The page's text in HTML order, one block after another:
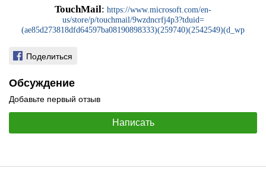
TouchMail: https://www.microsoft.com/en-
us/store/p/touchmail/9wzdncrfj4p3?tduid=
(ae85d273818dfd64597ba08190898333)(259740)(2542549)(d_wp
Поделиться
Обсуждение
Добавьте первый отзыв
Написать